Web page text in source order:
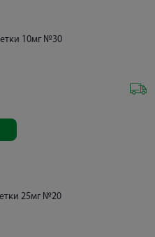
10мг №30
25мг №20